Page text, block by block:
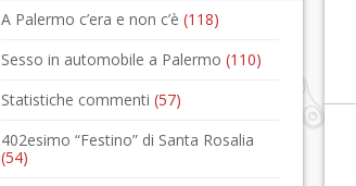
A Palermo c’era e non c’è (118)
Sesso in automobile a Palermo (110)
Statistiche commenti (57)
402esimo “Festino” di Santa Rosalia
(54)